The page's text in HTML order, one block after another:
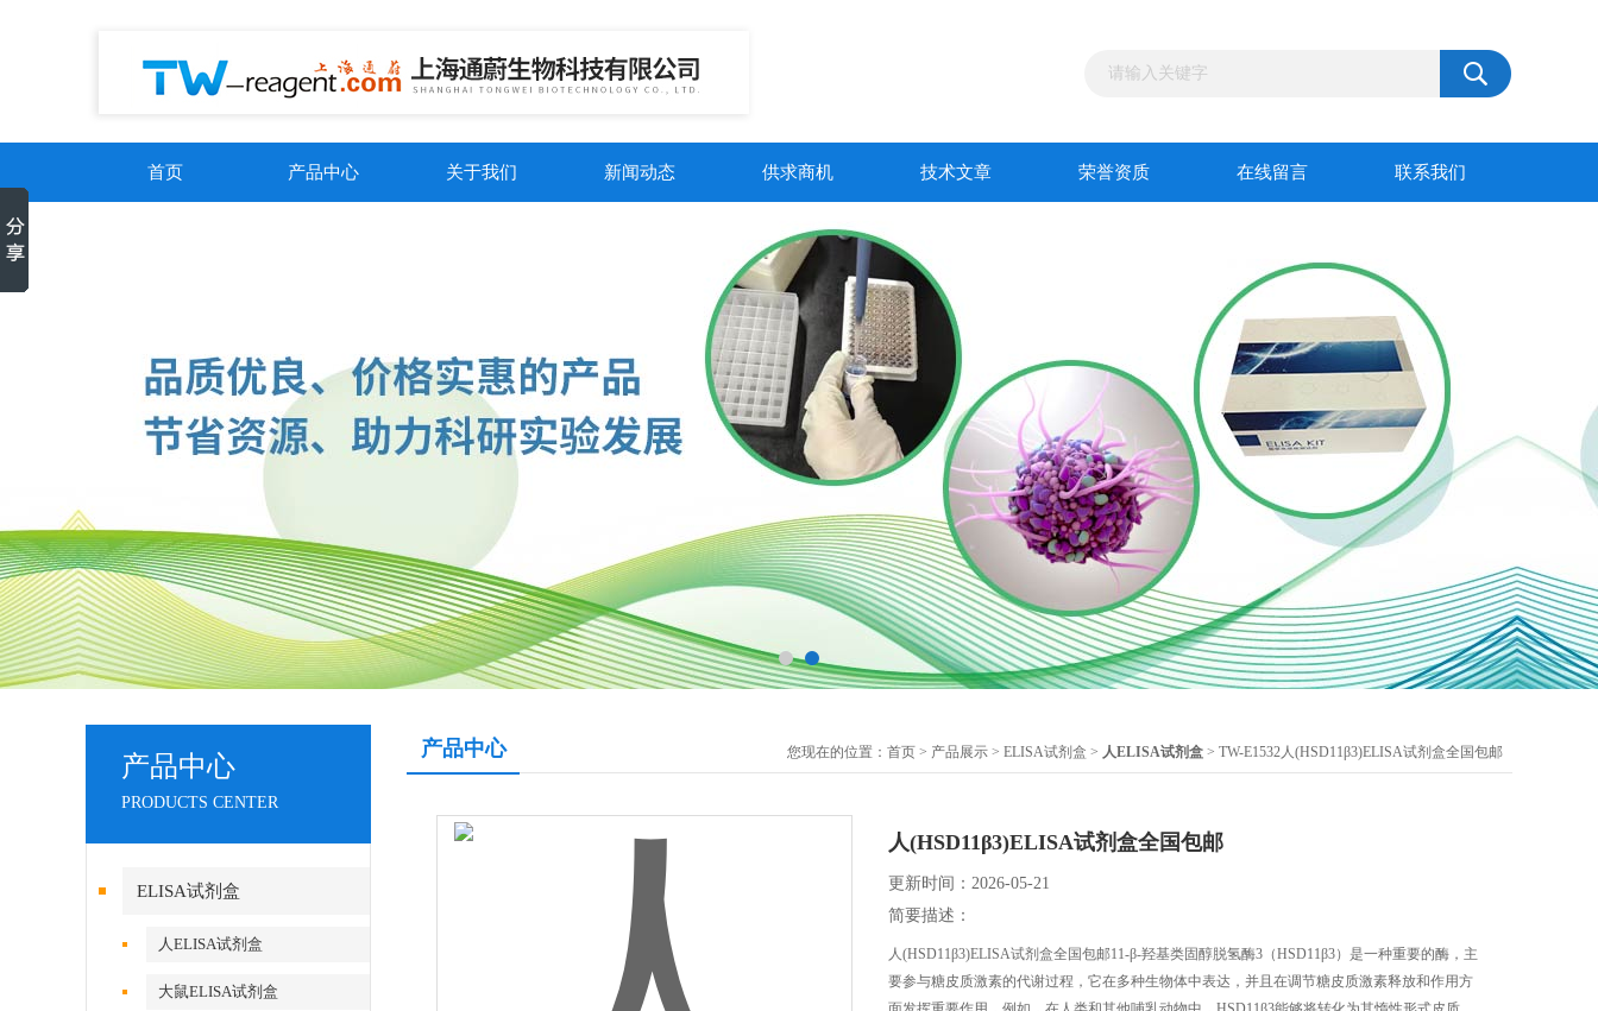
首页 产品中心 关于我们 新闻动态 供求商机 技术文章 荣誉资质 在线留言 联系我们
产品中心
PRODUCTS CENTER
ELISA试剂盒
人ELISA试剂盒
大鼠ELISA试剂盒
产品中心 您现在的位置： 首页 > 产品展示 > ELISA试剂盒 > 人ELISA试剂盒 > TW-E1532人(HSD11β3)ELISA试剂盒全国包邮
人(HSD11β3)ELISA试剂盒全国包邮
更新时间：2026-05-21
简要描述：
人(HSD11β3)ELISA试剂盒全国包邮11-β-羟基类固醇脱氢酶3（HSD11β3）是一种重要的酶，主
要参与糖皮质激素的代谢过程，它在多种生物体中表达，并且在调节糖皮质激素释放和作用方